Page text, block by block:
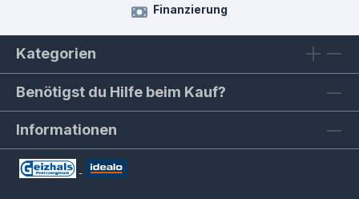
Finanzierung
Kategorien
Benötigst du Hilfe beim Kauf?
Informationen